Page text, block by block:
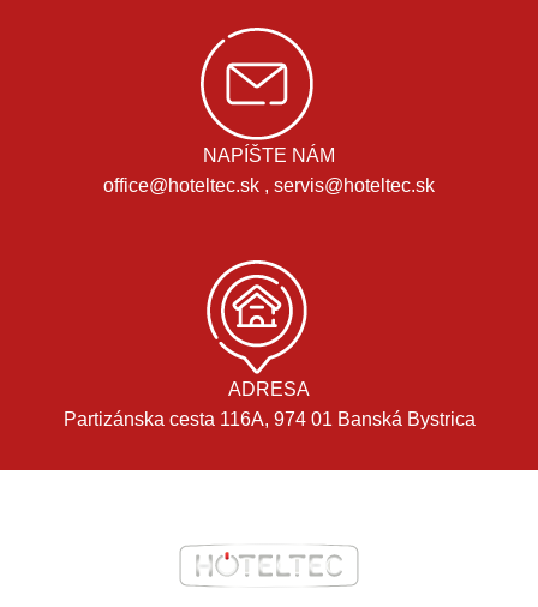
NAPÍŠTE NÁM
office@hoteltec.sk , servis@hoteltec.sk
ADRESA
Partizánska cesta 116A, 974 01 Banská Bystrica